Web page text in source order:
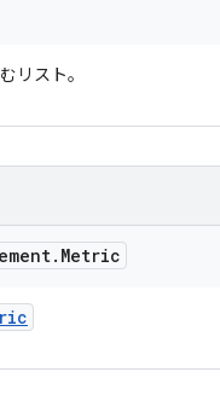
リスト。
. Metric